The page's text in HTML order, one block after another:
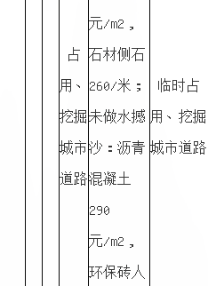
占
用、
挖掘
城市
道路
元/m2，
石材侧石
260/米；
未做水撼
沙：沥青
混凝土
290
元/m2，
环保砖人
临时占
用、挖掘
城市道路